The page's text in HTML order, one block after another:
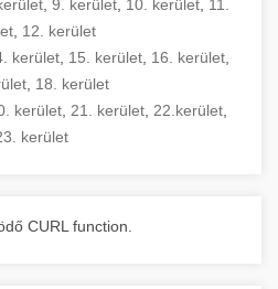
, 9. kerület, 10. kerület, 11.
12. kerület
kerület 15. kerület 16. kerület
18. kerület
kerület 21. kerület 22.kerület
kerület
CURL function.